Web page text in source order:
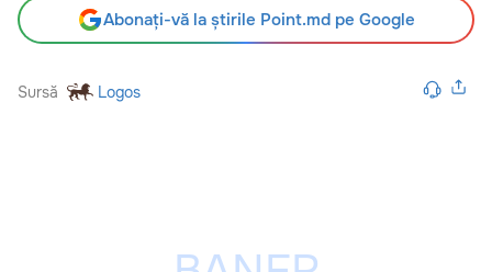
Abonați-vă la știrile Point.md pe Google
Sursă Logos